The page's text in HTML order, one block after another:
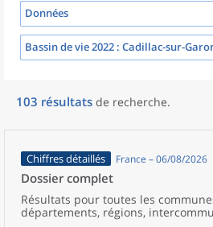
Données
Bassin de vie 2022 : Cadillac-sur-
103 résultats de recherche.
Chiffres détaillés France – 06/08/2026
Dossier complet
Résultats pour toutes les
départements, régions,